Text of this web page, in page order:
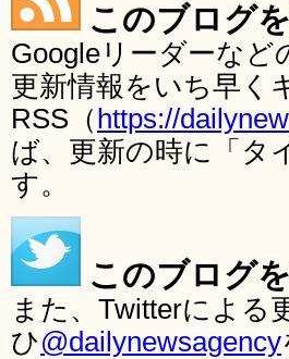
このブログ
Googleリーダーな
更新情報をいち早く
RSS（ https://
ば、更新の時に「タ
す。
このブログ
また、Twitterによる
ひ@dailynewsagency